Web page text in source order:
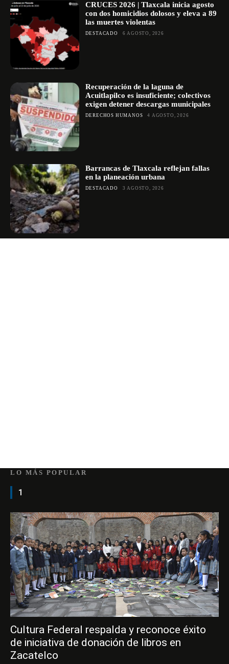
CRUCES 2026 | Tlaxcala inicia agosto
con dos homicidios dolosos y eleva a 89
las muertes violentas
DESTACADO 6 AGOSTO, 2026
Recuperación de la laguna de
Acuitlapilco es insuficiente; colectivos
exigen detener descargas municipales
DERECHOS HUMANOS 4 AGOSTO, 2026
Barrancas de Tlaxcala reflejan fallas
en la planeación urbana
DESTACADO 3 AGOSTO, 2026
LO MÁS POPULAR
1
Cultura Federal respalda y reconoce éxito
de iniciativa de donación de libros en
Zacatelco